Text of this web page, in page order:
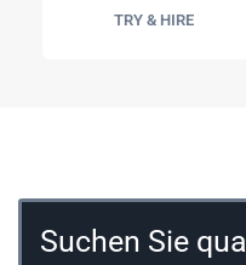
TRY & HIRE
Suchen Sie